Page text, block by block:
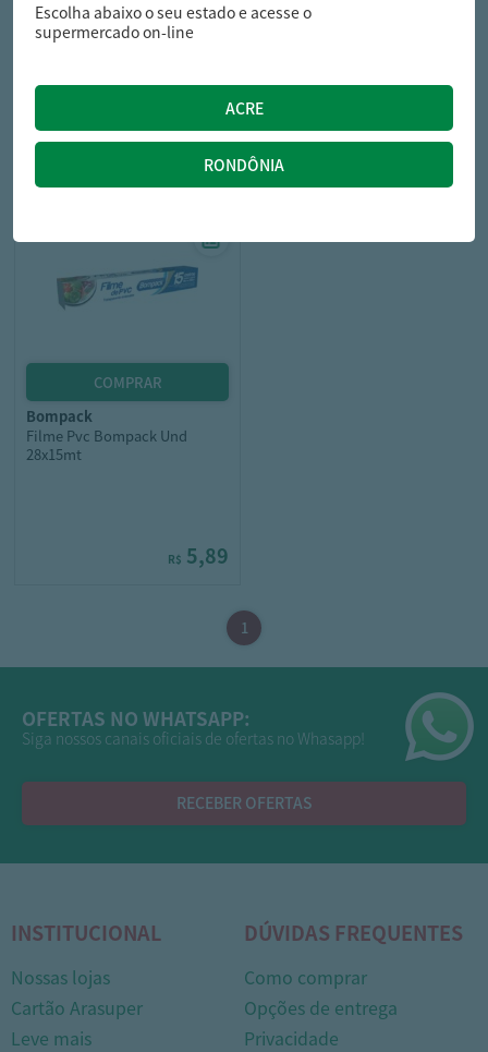
bompack
Rolo Aluminio 45X7,5Cm
12,49
bompack
Filme Pvc Bompack Und
28x15mt
R$ 5,89
OFERTAS NO WHATSAPP:
Siga nossos canais oficiais de ofertas no Whasapp!
RECEBER OFERTAS
INSTITUCIONAL
Nossas lojas
Cartão Arasuper
Leve mais
DÚVIDAS FREQUENTES
Como comprar
Opções de entrega
Privacidade
Escolha abaixo o seu estado e acesse o
supermercado on-line